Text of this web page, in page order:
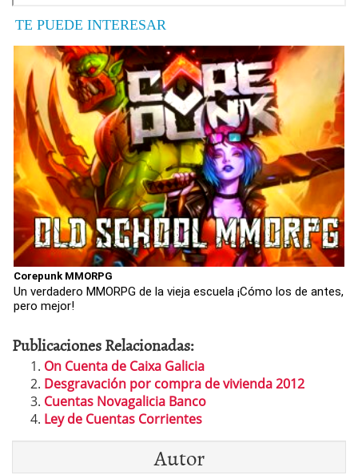
TE PUEDE INTERESAR
Corepunk MMORPG
Un verdadero MMORPG de la vieja escuela ¡Cómo los de antes,
pero mejor!
Publicaciones Relacionadas:
On Cuenta de Caixa Galicia
Desgravación por compra de vivienda 2012
Cuentas Novagalicia Banco
Ley de Cuentas Corrientes
Autor